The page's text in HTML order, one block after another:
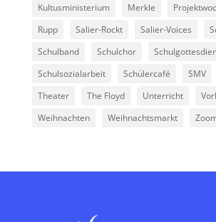
Kultusministerium
Merkle
Rupp
Salier-Rockt Salier-Voices
Schulband
Schulchor
Schulsozialarbeit
Schülercafé SMV
Theater
The Floyd Unterricht
Weihnachten
Weihnachtsmarkt